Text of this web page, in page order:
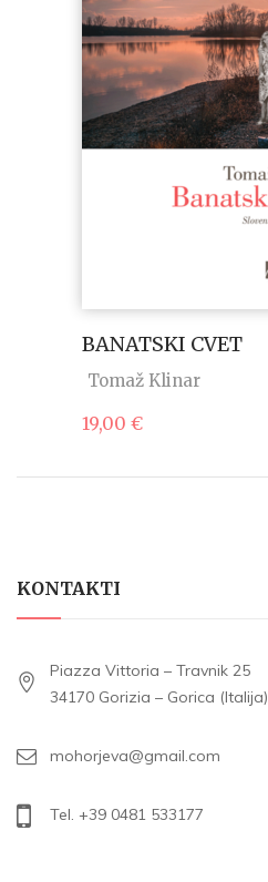
BANATSKI CVET
Tomaž Klinar
19,00 €
KONTAKTI
Piazza Vittoria – Travnik 25
34170 Gorizia – Gorica (Italija)
mohorjeva@gmail.com
Tel. +39 0481 533177